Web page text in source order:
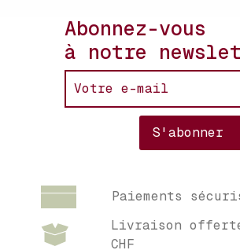
Abonnez-vous
à notre
Paiements
Livraison
CHF